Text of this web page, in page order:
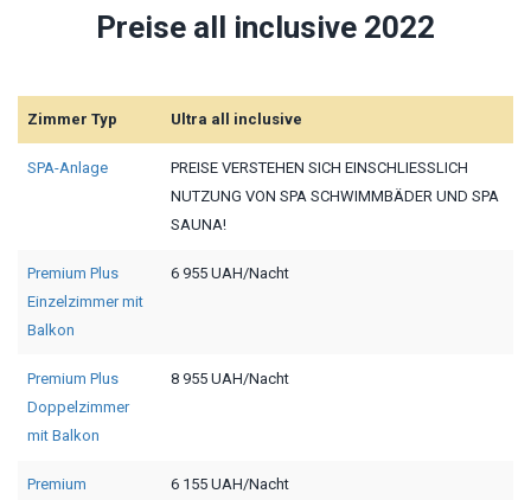
Preise all inclusive 2022
Zimmer Typ Ultra all inclusive
SPA-Anlage
PREISE VERSTEHEN SICH EINSCHLIESSLICH
NUTZUNG VON SPA SCHWIMMBÄDER UND SPA
SAUNA!
Premium Plus
Einzelzimmer mit
Balkon
6 955 UAH/Nacht
Premium Plus
Doppelzimmer
mit Balkon
8 955 UAH/Nacht
Premium
6 155 UAH/Nacht